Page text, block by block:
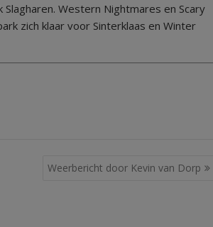
Western Nightmares en Scary
zich klaar voor Sinterklaas en Winter
Weerbericht door Kevin van Dorp